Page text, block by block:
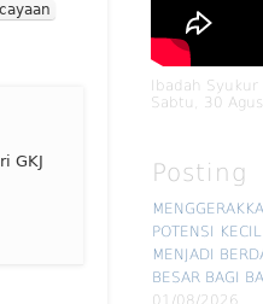
GKJ
Ibadah Syukur
Sabtu, 30
Posting
POTENSI KECIL
MENJADI
BESAR BAGI
01/08/2026